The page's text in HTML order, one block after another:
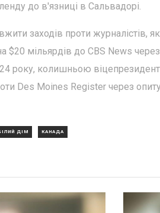
до в'язниці в Сальвадорі.
заходів проти журналістів,
$20 мільярдів до CBS News
року, колишньою
Des Moines Register через
ДІМ КАНАДА